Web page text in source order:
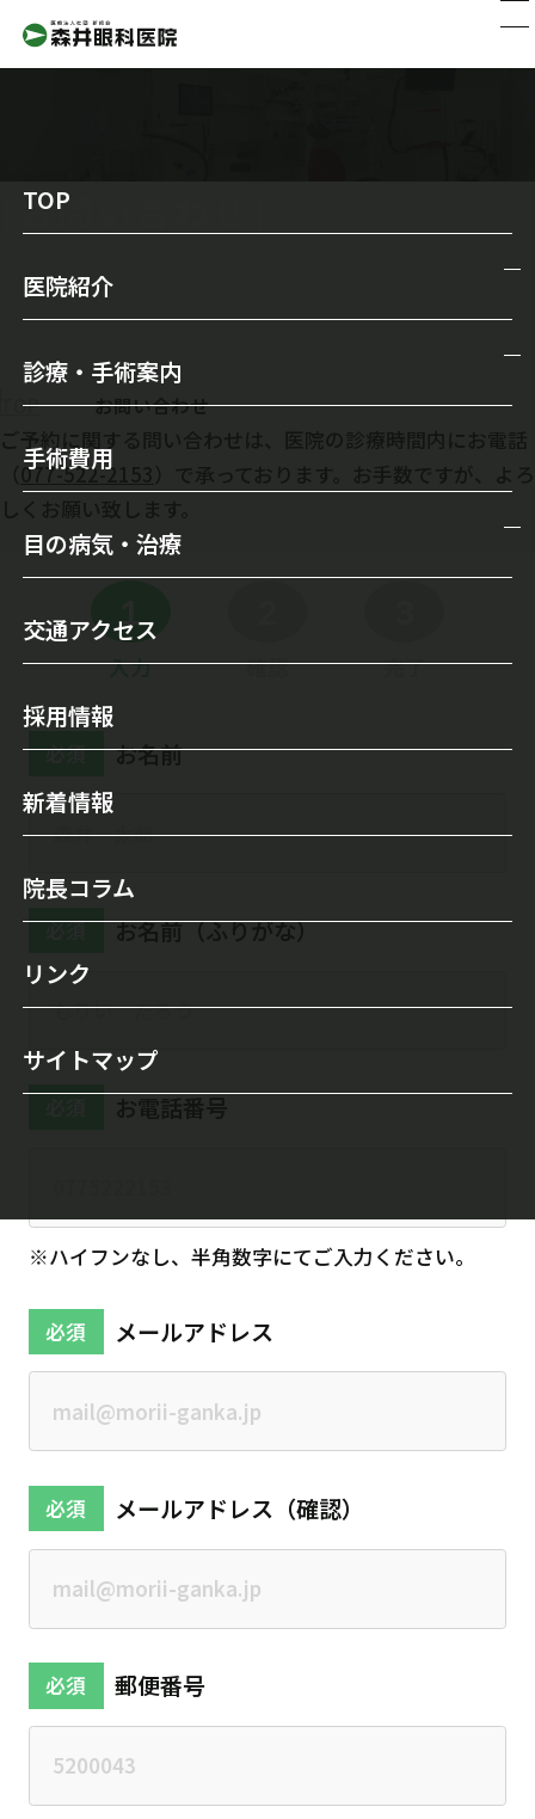
TOP
医院紹介
院長からのメッセージ
スタッフ紹介
森井眼科の特徴
医師のご紹介
当院について
施設案内
診療・手術案内
一般診療
メガネ・コンタクトレンズ
セカンドオピニオンについて
オルソケラトロジー
レーシック手術
多焦点眼内レンズ
屈折矯正（視力回復）
円錐角膜治療
手術費用
目の病気・治療
白内障
緑内障
霰粒腫
ドライアイ
涙目/ 鼻涙管閉塞
翼状片
交通アクセス
採用情報
新着情報
院長コラム
リンク
サイトマップ
お問い合わせ
TOP お問い合わせ
ご予約に関する問い合わせは、医院の診療時間内にお電話
077-522-2153
1
入力 確認 完了
必須 お名前
必須 お名前（ふりがな）
※ハイフンなし、半角数字にてご入力ください。
必須 メールアドレス
必須 メールアドレス（確認）
必須 郵便番号